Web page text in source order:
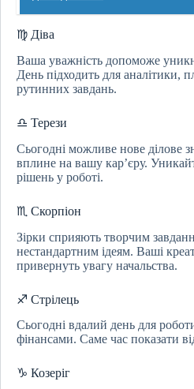
♍ Діва
Ваша уважність допоможе
День підходить для аналітики,
рутинних завдань.
♎ Терези
Сьогодні можливе нове ділове
вплине на вашу кар’єру.
рішень у роботі.
♏ Скорпіон
Зірки сприяють творчим
нестандартним ідеям. Ваші
привернуть увагу начальства.
♐ Стрілець
Сьогодні вдалий день для
фінансами. Саме час показати
♑ Козеріг